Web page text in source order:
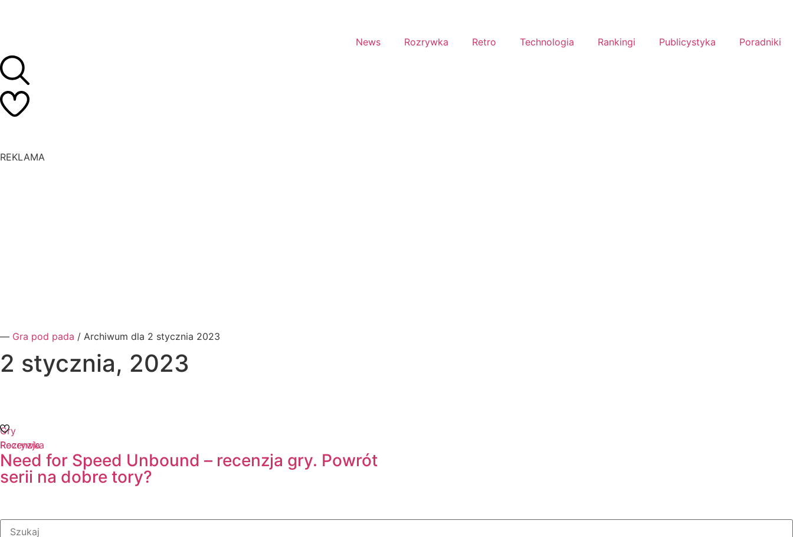
News Rozrywka Retro Technologia Rankingi Publicystyka Poradniki
REKLAMA
― Gra pod pada / Archiwum dla 2 stycznia 2023
2 stycznia, 2023
Gry
Recenzja
Rozrywka
Need for Speed Unbound – recenzja gry. Powrót
serii na dobre tory?